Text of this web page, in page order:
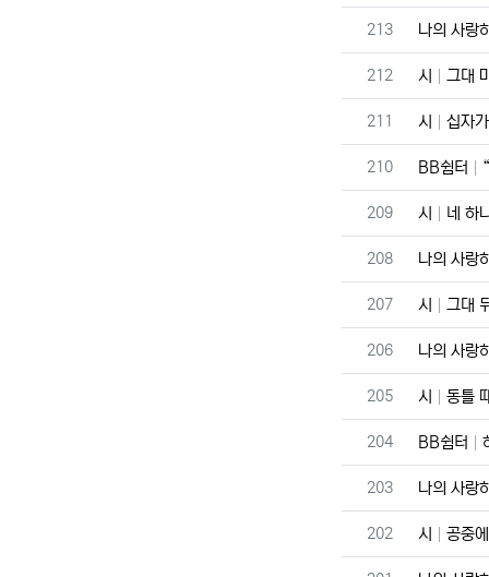
번호
213 나의 사랑
번호
212 시 그대
번호
211 시 십자
번호
210 BB쉼터
번호
209 시 네 하
번호
208 나의 사랑
번호
207 시 그대
번호
206 나의 사랑
번호
205 시 동틀
번호
204 BB쉼터
번호
203 나의 사랑
번호
202 시 공중